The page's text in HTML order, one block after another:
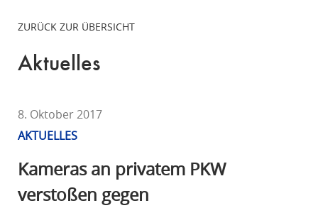
ZURÜCK ZUR ÜBERSICHT
Aktuelles
8. Oktober 2017
AKTUELLES
Kameras an privatem PKW
verstoßen gegen